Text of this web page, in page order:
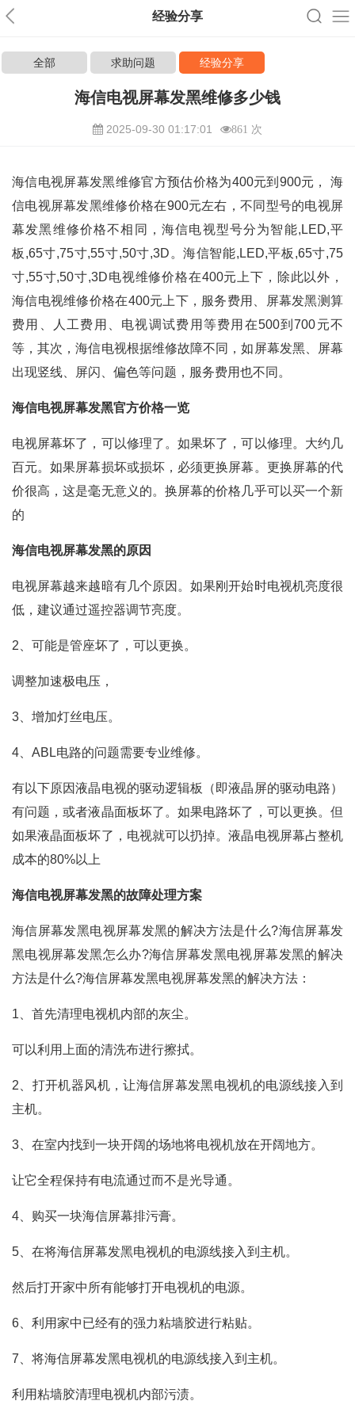
经验分享
全部 求助问题 经验分享
海信电视屏幕发黑维修多少钱
2025-09-30 01:17:01 861 次
海信电视屏幕发黑维修官方预估价格为400元到900元， 海
信电视屏幕发黑维修价格在900元左右，不同型号的电视屏
幕发黑维修价格不相同，海信电视型号分为智能,LED,平
板,65寸,75寸,55寸,50寸,3D。海信智能,LED,平板,65寸,75
寸,55寸,50寸,3D电视维修价格在400元上下，除此以外，
海信电视维修价格在400元上下，服务费用、屏幕发黑测算
费用、人工费用、电视调试费用等费用在500到700元不
等，其次，海信电视根据维修故障不同，如屏幕发黑、屏幕
出现竖线、屏闪、偏色等问题，服务费用也不同。
海信电视屏幕发黑官方价格一览
电视屏幕坏了，可以修理了。如果坏了，可以修理。大约几
百元。如果屏幕损坏或损坏，必须更换屏幕。更换屏幕的代
价很高，这是毫无意义的。换屏幕的价格几乎可以买一个新
的
海信电视屏幕发黑的原因
电视屏幕越来越暗有几个原因。如果刚开始时电视机亮度很
低，建议通过遥控器调节亮度。
2、可能是管座坏了，可以更换。
调整加速极电压，
3、增加灯丝电压。
4、ABL电路的问题需要专业维修。
有以下原因液晶电视的驱动逻辑板（即液晶屏的驱动电路）
有问题，或者液晶面板坏了。如果电路坏了，可以更换。但
如果液晶面板坏了，电视就可以扔掉。液晶电视屏幕占整机
成本的80%以上
海信电视屏幕发黑的故障处理方案
海信屏幕发黑电视屏幕发黑的解决方法是什么?海信屏幕发
黑电视屏幕发黑怎么办?海信屏幕发黑电视屏幕发黑的解决
方法是什么?海信屏幕发黑电视屏幕发黑的解决方法：
1、首先清理电视机内部的灰尘。
可以利用上面的清洗布进行擦拭。
2、打开机器风机，让海信屏幕发黑电视机的电源线接入到
主机。
3、在室内找到一块开阔的场地将电视机放在开阔地方。
让它全程保持有电流通过而不是光导通。
4、购买一块海信屏幕排污膏。
5、在将海信屏幕发黑电视机的电源线接入到主机。
然后打开家中所有能够打开电视机的电源。
6、利用家中已经有的强力粘墙胶进行粘贴。
7、将海信屏幕发黑电视机的电源线接入到主机。
利用粘墙胶清理电视机内部污渍。